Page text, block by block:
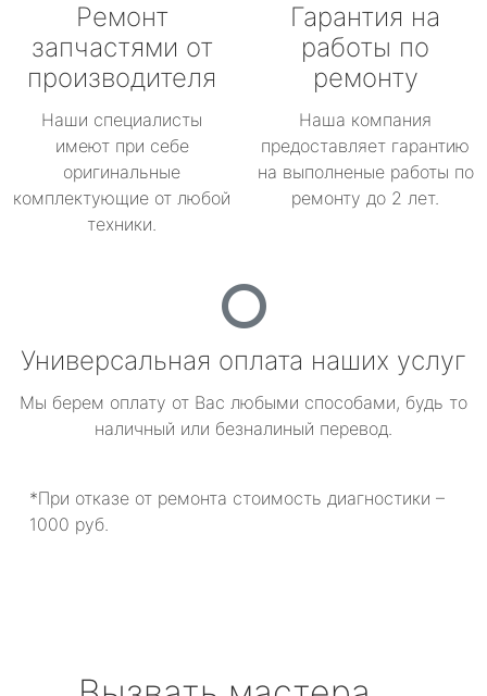
Ремонт
запчастями от
производителя
Наши специалисты
имеют при себе
оригинальные
комплектующие от любой
техники.
Гарантия на
работы по
ремонту
Наша компания
предоставляет гарантию
на выполненые работы по
ремонту до 2 лет.
Универсальная оплата наших услуг
Мы берем оплату от Вас любыми способами, будь то
наличный или безналиный перевод.
*При отказе от ремонта стоимость диагностики –
1000 руб.